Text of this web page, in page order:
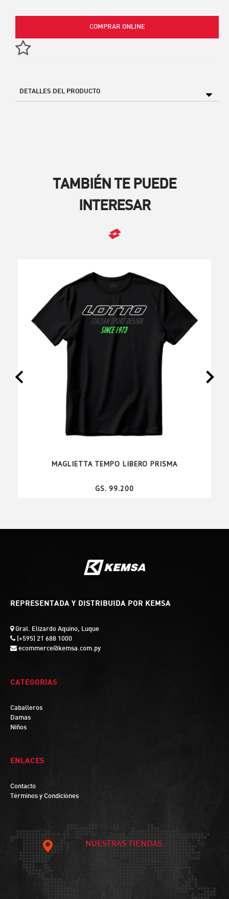
COMPRAR ONLINE
DETALLES DEL PRODUCTO
TAMBIÉN TE PUEDE
INTERESAR
MAGLIETTA TEMPO LIBERO PRISMA
GS. 99.200
REPRESENTADA Y DISTRIBUIDA POR KEMSA
Gral. Elizardo Aquino, Luque
(+595) 21 688 1000
ecommerce@kemsa.com.py
CATEGORIAS
Caballeros
Damas
Niños
ENLACES
Contacto
Términos y Condiciones
NUESTRAS TIENDAS